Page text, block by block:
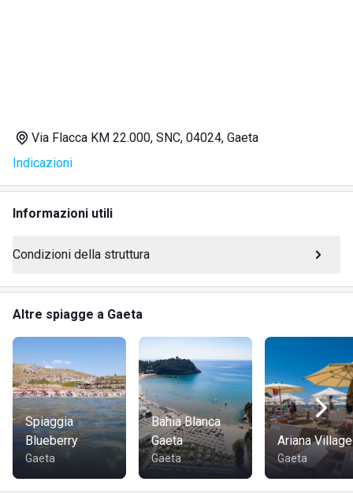
SERVIZI
Spiaggia privata con noleggio lettini e ombrelloni
Chiosco bar con aperitivi, snack e cibi veloci da asporto
camping
Area attrezzata per camper e roulotte nel camping
Nella prenotazione sono compresi la postazione in
spiaggia e il posto auto o moto.
L'accesso con animali da compagnia è possibile solamente
negli orari di NON balneazione. L'orario di balneazione è
stabilito dalle ore 9:00 alle ore 19:00.
Via Flacca KM 22.000, SNC, 04024, Gaeta
Indicazioni
Informazioni utili
Condizioni della struttura
Altre spiagge a Gaeta
Spiaggia
Blueberry
Gaeta
Bahia Blanca
Gaeta
Gaeta
Ariana Village
Gaeta